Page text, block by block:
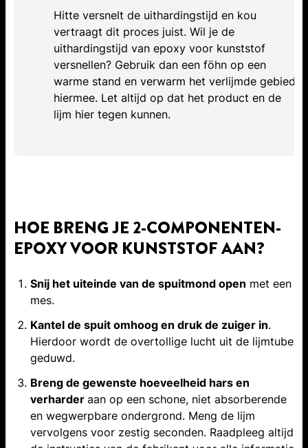
Hitte versnelt de uithardingstijd en kou
vertraagt dit proces juist. Wil je de
uithardingstijd van epoxy voor kunststof
versnellen? Gebruik dan een föhn op een
warme stand en verwarm het verlijmde gebied
hiermee. Let altijd op dat het product en de
lijm hier tegen kunnen.
HOE BRENG JE 2-COMPONENTEN-
EPOXY VOOR KUNSTSTOF AAN?
Snij het uiteinde van de spuitmond open met een
mes.
Kantel de spuit omhoog en druk de zuiger in.
Hierdoor wordt de overtollige lucht uit de lijmtube
geduwd.
Breng de gewenste hoeveelheid hars en
verharder aan op een schone, niet absorberende
en wegwerpbare ondergrond. Meng de lijm
vervolgens voor zestig seconden. Raadpleeg altijd